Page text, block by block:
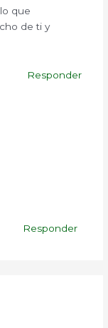
que
de ti y
Responder
Responder